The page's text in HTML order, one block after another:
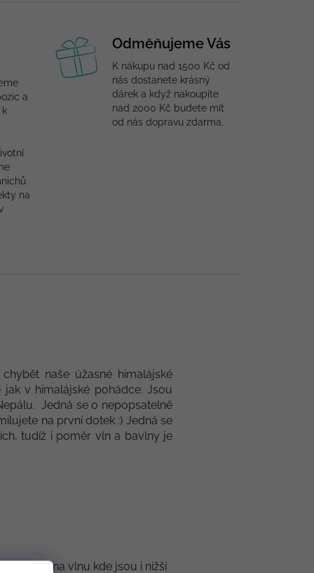
a
k
na
Odměňujeme Vás
K nákupu nad 1500 Kč od
nás dostanete krásný
dárek a když nakoupíte
nad 2000 Kč budete mít
od nás dopravu zdarma.
naše úžasné himalájské
v himalájské pohádce. Jsou
Jedná se o nepopsatelně
na první dotek :) Jedná se
tudíž i poměr vln a bavlny je
na vlnu kde jsou i nižší